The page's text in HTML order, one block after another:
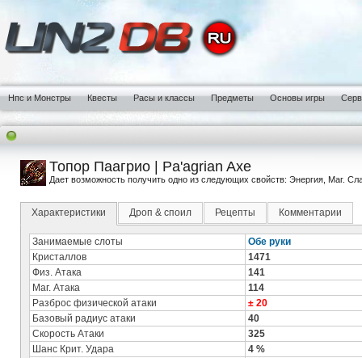
Нпс и Монстры Квесты Расы и классы Предметы Основы игры
Топор Паагрио | Pa'agrian Axe
Дает возможность получить одно из следующих свойств: Энергия, Маг.
Характеристики Дроп & споил Рецепты Комментарии
Занимаемые слоты
Обе руки
Кристаллов
1471
Физ. Атака
141
Маг. Атака
114
Разброс физической атаки
± 20
Базовый радиус атаки
40
Скорость Атаки
325
Шанс Крит. Удара
4 %